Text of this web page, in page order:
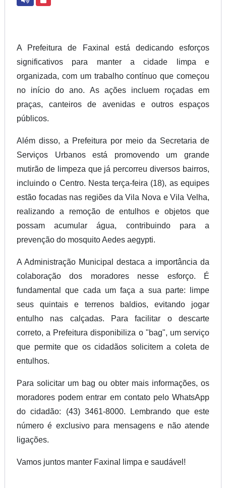
A Prefeitura de Faxinal está dedicando esforços
significativos para manter a cidade limpa e
organizada, com um trabalho contínuo que começou
no início do ano. As ações incluem roçadas em
praças, canteiros de avenidas e outros espaços
públicos.
Além disso, a Prefeitura por meio da Secretaria de
Serviços Urbanos está promovendo um grande
mutirão de limpeza que já percorreu diversos bairros,
incluindo o Centro. Nesta terça-feira (18), as equipes
estão focadas nas regiões da Vila Nova e Vila Velha,
realizando a remoção de entulhos e objetos que
possam acumular água, contribuindo para a
prevenção do mosquito Aedes aegypti.
A Administração Municipal destaca a importância da
colaboração dos moradores nesse esforço. É
fundamental que cada um faça a sua parte: limpe
seus quintais e terrenos baldios, evitando jogar
entulho nas calçadas. Para facilitar o descarte
correto, a Prefeitura disponibiliza o "bag", um serviço
que permite que os cidadãos solicitem a coleta de
entulhos.
Para solicitar um bag ou obter mais informações, os
moradores podem entrar em contato pelo WhatsApp
do cidadão: (43) 3461-8000. Lembrando que este
número é exclusivo para mensagens e não atende
ligações.
Vamos juntos manter Faxinal limpa e saudável!